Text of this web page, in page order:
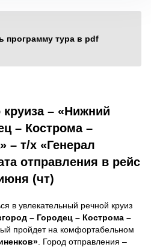
программу тура в pdf
– «Нижний
– Кострома –
т/х «Генерал
отправления в рейс
(чт)
в увлекательный речной круиз
– Городец – Кострома –
пройдет на комфортабельном
. Город отправления –